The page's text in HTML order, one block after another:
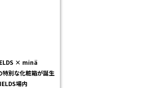
× minä
別な化粧箱が誕生
場内